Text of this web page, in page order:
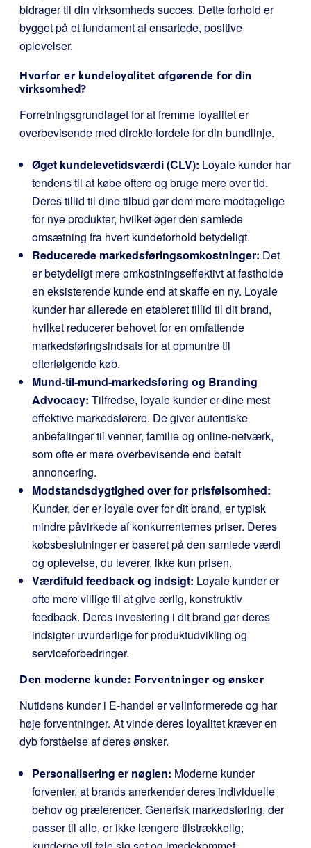
bidrager til din virksomheds succes. Dette forhold er
bygget på et fundament af ensartede, positive
oplevelser.
Hvorfor er kundeloyalitet afgørende for din
virksomhed?
Forretningsgrundlaget for at fremme loyalitet er
overbevisende med direkte fordele for din bundlinje.
Øget kundelevetidsværdi (CLV): Loyale kunder har
tendens til at købe oftere og bruge mere over tid.
Deres tillid til dine tilbud gør dem mere modtagelige
for nye produkter, hvilket øger den samlede
omsætning fra hvert kundeforhold betydeligt.
Reducerede markedsføringsomkostninger: Det
er betydeligt mere omkostningseffektivt at fastholde
en eksisterende kunde end at skaffe en ny. Loyale
kunder har allerede en etableret tillid til dit brand,
hvilket reducerer behovet for en omfattende
markedsføringsindsats for at opmuntre til
efterfølgende køb.
Mund-til-mund-markedsføring og Branding
Advocacy: Tilfredse, loyale kunder er dine mest
effektive markedsførere. De giver autentiske
anbefalinger til venner, familie og online-netværk,
som ofte er mere overbevisende end betalt
annoncering.
Modstandsdygtighed over for prisfølsomhed:
Kunder, der er loyale over for dit brand, er typisk
mindre påvirkede af konkurrenternes priser. Deres
købsbeslutninger er baseret på den samlede værdi
og oplevelse, du leverer, ikke kun prisen.
Værdifuld feedback og indsigt: Loyale kunder er
ofte mere villige til at give ærlig, konstruktiv
feedback. Deres investering i dit brand gør deres
indsigter uvurderlige for produktudvikling og
serviceforbedringer.
Den moderne kunde: Forventninger og ønsker
Nutidens kunder i E-handel er velinformerede og har
høje forventninger. At vinde deres loyalitet kræver en
dyb forståelse af deres ønsker.
Personalisering er nøglen: Moderne kunder
forventer, at brands anerkender deres individuelle
behov og præferencer. Generisk markedsføring, der
passer til alle, er ikke længere tilstrækkelig;